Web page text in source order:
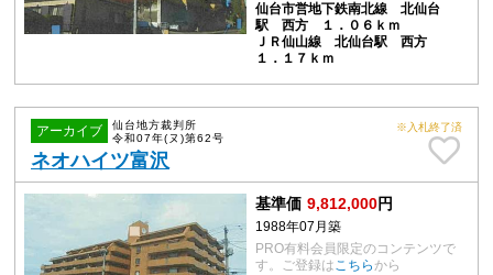
仙台市営地下鉄南北線 北仙台
駅 西方 １．０６ｋｍ
ＪＲ仙山線 北仙台駅 西方
１．１７ｋｍ
アーカイブ
仙台地方裁判所
令和07年(ヌ)第62号
ネオハイツ富沢
※入札終了済
基準価 9,812,000円
1988年07月築
PRO有料会員限定のコンテンツで
す。ご登録はこちら から